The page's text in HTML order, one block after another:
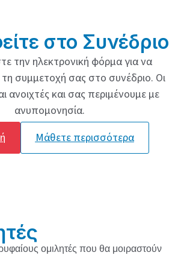
στο Συνέδριο
την ηλεκτρονική φόρμα για να
συμμετοχή σας στο συνέδριο. Οι
ανοιχτές και σας περιμένουμε με
ανυπομονησία.
Μάθετε περισσότερα
ομιλητές που θα μοιραστούν